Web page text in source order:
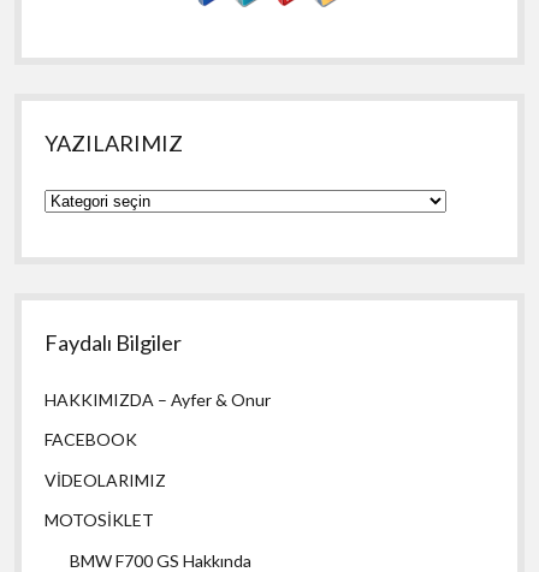
YAZILARIMIZ
YAZILARIMIZ
Faydalı Bilgiler
HAKKIMIZDA – Ayfer & Onur
FACEBOOK
VİDEOLARIMIZ
MOTOSİKLET
BMW F700 GS Hakkında